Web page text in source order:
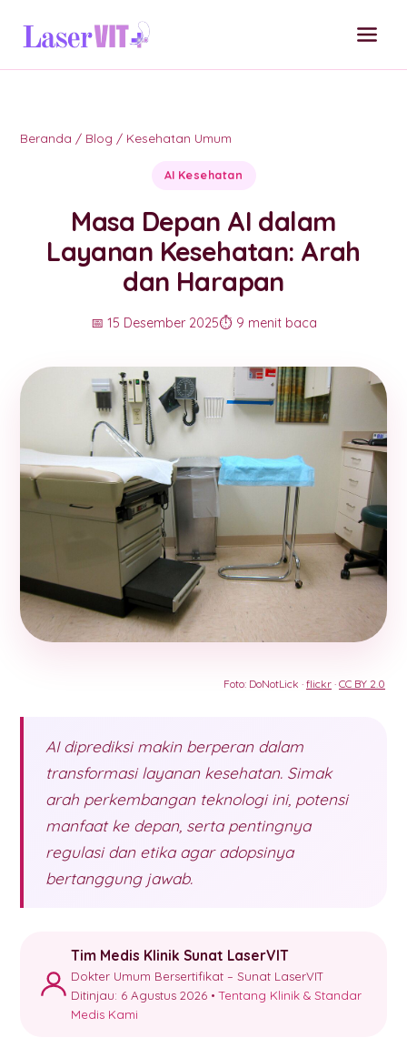
Beranda / Blog / Kesehatan Umum
AI Kesehatan
Masa Depan AI dalam
Layanan Kesehatan: Arah
dan Harapan
📅 15 Desember 2025⏱️ 9 menit baca
Foto: DoNotLick · flickr · CC BY 2.0
AI diprediksi makin berperan dalam
transformasi layanan kesehatan. Simak
arah perkembangan teknologi ini, potensi
manfaat ke depan, serta pentingnya
regulasi dan etika agar adopsinya
bertanggung jawab.
Tim Medis Klinik Sunat LaserVIT
Dokter Umum Bersertifikat – Sunat LaserVIT
Ditinjau: 6 Agustus 2026 •Tentang Klinik & Standar
Medis Kami